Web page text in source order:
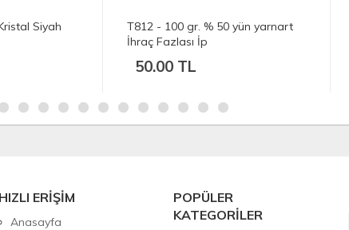
% 50 yün yarnart
T811 - 100 gr. Yarnart troya % 22
yün İhraç Fazlası İp
50.00 TL
HIZLI ERİŞİM
Anasayfa
POPÜLER
KATEGORİLER